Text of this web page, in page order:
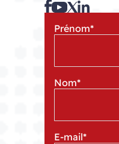
Prénom*
Nom*
E-mail*